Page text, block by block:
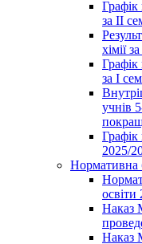
Графік
за ІІ
хімії
Графік
за І
учнів
Графік
2025/
Нормативна
Наказ
Наказ